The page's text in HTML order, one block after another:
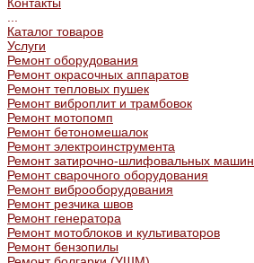
Каталог товаров
Услуги
Ремонт оборудования
Ремонт окрасочных аппаратов
Ремонт тепловых пушек
Ремонт виброплит и трамбовок
Ремонт мотопомп
Ремонт бетономешалок
Ремонт электроинструмента
Ремонт затирочно-шлифовальных машин
Ремонт сварочного оборудования
Ремонт виброоборудования
Ремонт резчика швов
Ремонт генератора
Ремонт мотоблоков и культиваторов
Ремонт бензопилы